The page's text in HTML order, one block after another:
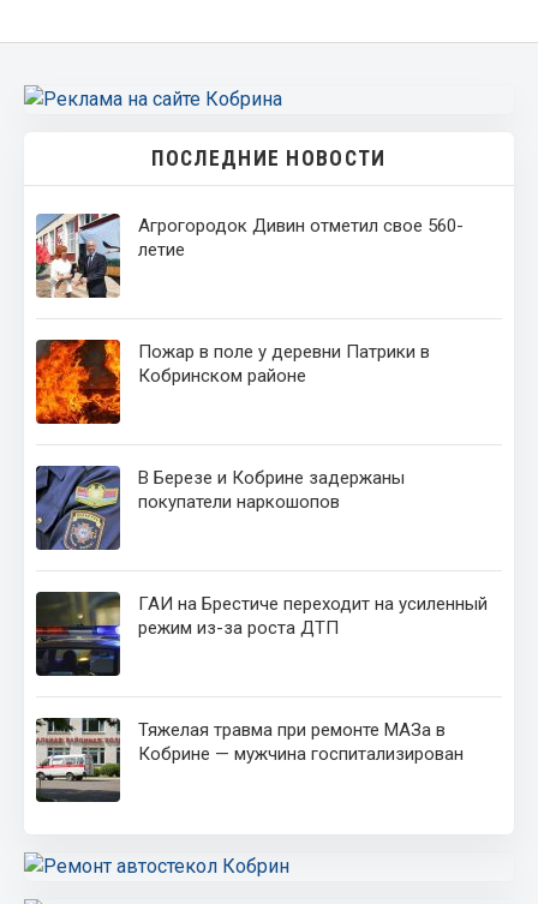
ПОСЛЕДНИЕ НОВОСТИ
Агрогородок Дивин отметил свое 560-
летие
Пожар в поле у деревни Патрики в
Кобринском районе
В Березе и Кобрине задержаны
покупатели наркошопов
ГАИ на Брестиче переходит на усиленный
режим из-за роста ДТП
Тяжелая травма при ремонте МАЗа в
Кобрине — мужчина госпитализирован